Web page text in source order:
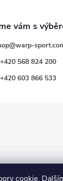
cookie.
@warp-
+420 568 824 200
+420 603 866 533